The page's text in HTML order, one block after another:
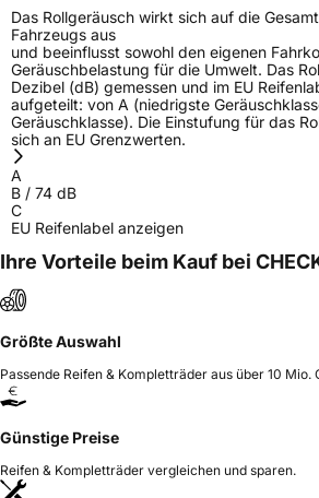
Das Rollgeräusch wirkt sich auf die
Fahrzeugs aus
und beeinflusst sowohl den eigenen
Geräuschbelastung für die Umwelt. Das
Dezibel (dB) gemessen und im EU
aufgeteilt: von A (niedrigste
Geräuschklasse). Die Einstufung für das
sich an EU Grenzwerten.
A
B / 74 dB
C
EU Reifenlabel anzeigen
Ihre Vorteile beim Kauf bei
Größte Auswahl
Passende Reifen & Kompletträder aus über 10 Mio.
Günstige Preise
Reifen & Kompletträder vergleichen und sparen.